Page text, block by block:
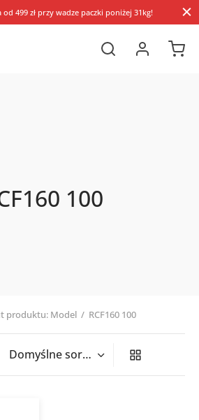
499 zł przy wadze paczki poniżej 31kg!
100
produktu: Model / RCF160 100